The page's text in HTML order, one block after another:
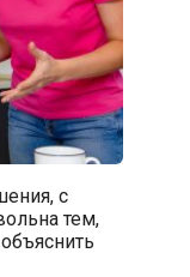
с
тем,